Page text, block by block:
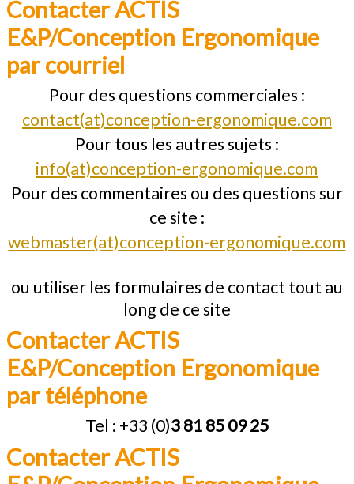
Contacter ACTIS
E&P/Conception Ergonomique
par courriel
Pour des questions commerciales :
contact(at)conception-ergonomique.com
Pour tous les autres sujets :
info(at)conception-ergonomique.com
Pour des commentaires ou des questions sur
ce site :
webmaster(at)conception-ergonomique.com
ou utiliser les formulaires de contact tout au
long de ce site
Contacter ACTIS
E&P/Conception Ergonomique
par téléphone
Tel : +33 (0)3 81 85 09 25
Contacter ACTIS